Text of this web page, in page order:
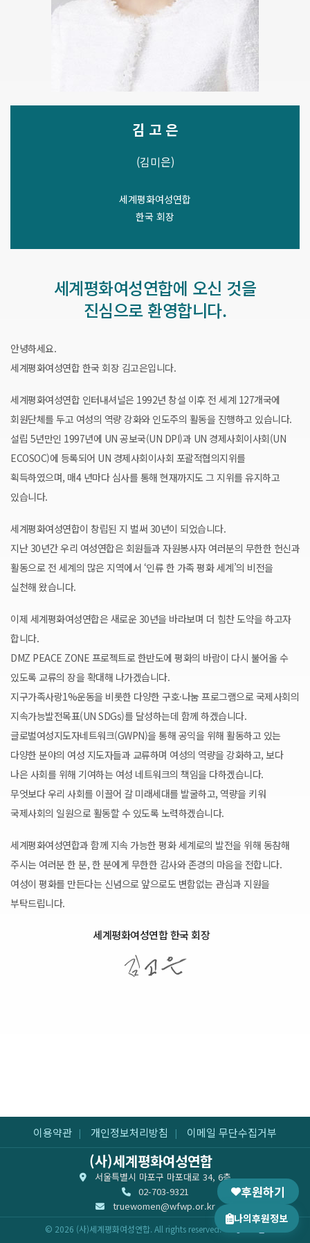
김 고 은
(김미은)
세계평화여성연합
한국 회장
세계평화여성연합에 오신 것을
진심으로 환영합니다.
안녕하세요.
세계평화여성연합 한국 회장 김고은입니다.
세계평화여성연합 인터내셔널은 1992년 창설 이후 전 세계 127개국에
회원단체를 두고 여성의 역량 강화와 인도주의 활동을 진행하고 있습니다.
설립 5년만인 1997년에 UN 공보국(UN DPI)과 UN 경제사회이사회(UN
ECOSOC)에 등록되어 UN 경제사회이사회 포괄적협의지위를
획득하였으며, 매4 년마다 심사를 통해 현재까지도 그 지위를 유지하고
있습니다.
세계평화여성연합이 창립된 지 벌써 30년이 되었습니다.
지난 30년간 우리 여성연합은 회원들과 자원봉사자 여러분의 무한한 헌신과
활동으로 전 세계의 많은 지역에서 ‘인류 한 가족 평화 세계’의 비전을
실천해 왔습니다.
이제 세계평화여성연합은 새로운 30년을 바라보며 더 힘찬 도약을 하고자
합니다.
DMZ PEACE ZONE 프로젝트로 한반도에 평화의 바람이 다시 불어올 수
있도록 교류의 장을 확대해 나가겠습니다.
지구가족사랑1%운동을 비롯한 다양한 구호·나눔 프로그램으로 국제사회의
지속가능발전목표(UN SDGs)를 달성하는데 함께 하겠습니다.
글로벌여성지도자네트워크(GWPN)을 통해 공익을 위해 활동하고 있는
다양한 분야의 여성 지도자들과 교류하며 여성의 역량을 강화하고, 보다
나은 사회를 위해 기여하는 여성 네트워크의 책임을 다하겠습니다.
무엇보다 우리 사회를 이끌어 갈 미래세대를 발굴하고, 역량을 키워
국제사회의 일원으로 활동할 수 있도록 노력하겠습니다.
세계평화여성연합과 함께 지속 가능한 평화 세계로의 발전을 위해 동참해
주시는 여러분 한 분, 한 분에게 무한한 감사와 존경의 마음을 전합니다.
여성이 평화를 만든다는 신념으로 앞으로도 변함없는 관심과 지원을
부탁드립니다.
세계평화여성연합 한국 회장
이용약관 | 개인정보처리방침 | 이메일 무단수집거부
(사)세계평화여성연합
서울특별시 마포구 마포대로 34, 6층
02-703-9321
truewomen@wfwp.or.kr
© 2026 (사)세계평화여성연합. All rights reserved.
후원하기
나의후원정보